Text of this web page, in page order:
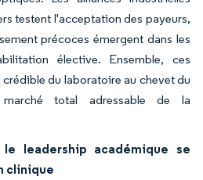
testent l'acceptation des payeurs,
précoces émergent dans les
élective. Ensemble, ces
du laboratoire au chevet du
total adressable de la
leadership académique se
clinique